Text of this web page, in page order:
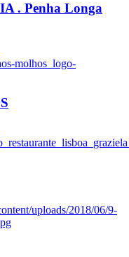
. Penha Longa
molhos_logo-
uploads/2018/06/9-